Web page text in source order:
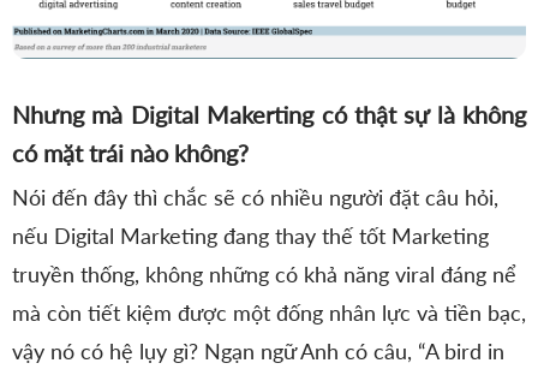
Nhưng mà Digital Makerting có thật sự là không
có mặt trái nào không?
Nói đến đây thì chắc sẽ có nhiều người đặt câu hỏi,
nếu Digital Marketing đang thay thế tốt Marketing
truyền thống, không những có khả năng viral đáng nể
mà còn tiết kiệm được một đống nhân lực và tiền bạc,
vậy nó có hệ lụy gì? Ngạn ngữ Anh có câu, “A bird in